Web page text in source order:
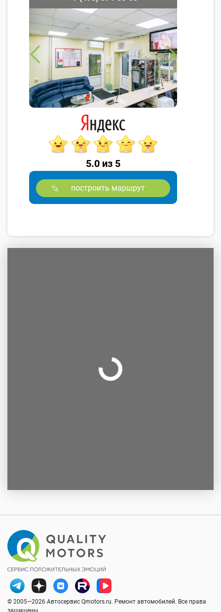
5.0 из 5
построить маршрут
© 2005—2026 Автосервис Qmotors.ru. Ремонт автомобилей. Все права